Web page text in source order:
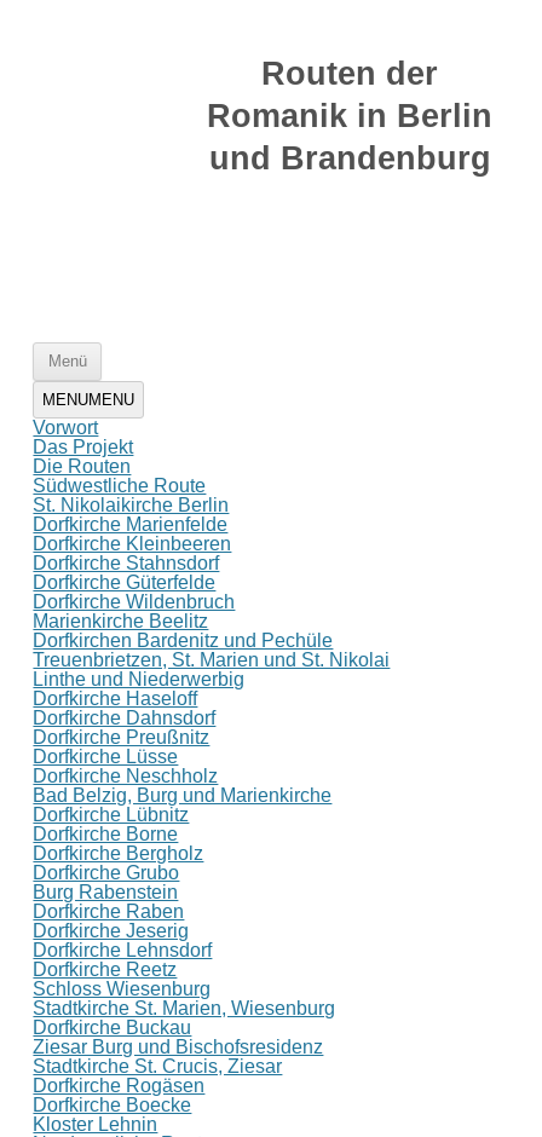
Routen der
Romanik in Berlin
und Brandenburg
Menü
springen
MENUMENU
Vorwort
Das Projekt
Die Routen
Südwestliche Route
St. Nikolaikirche Berlin
Dorfkirche Marienfelde
Dorfkirche Kleinbeeren
Dorfkirche Stahnsdorf
Dorfkirche Güterfelde
Dorfkirche Wildenbruch
Marienkirche Beelitz
Dorfkirchen Bardenitz und Pechüle
Treuenbrietzen, St. Marien und St. Nikolai
Linthe und Niederwerbig
Dorfkirche Haseloff
Dorfkirche Dahnsdorf
Dorfkirche Preußnitz
Dorfkirche Lüsse
Dorfkirche Neschholz
Bad Belzig, Burg und Marienkirche
Dorfkirche Lübnitz
Dorfkirche Borne
Dorfkirche Bergholz
Dorfkirche Grubo
Burg Rabenstein
Dorfkirche Raben
Dorfkirche Jeserig
Dorfkirche Lehnsdorf
Dorfkirche Reetz
Schloss Wiesenburg
Stadtkirche St. Marien, Wiesenburg
Dorfkirche Buckau
Ziesar Burg und Bischofsresidenz
Stadtkirche St. Crucis, Ziesar
Dorfkirche Rogäsen
Dorfkirche Boecke
Kloster Lehnin